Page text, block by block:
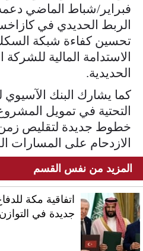
فبراير/شباط الماضي
الربط الحديدي في
تحسين كفاءة شبكة السكك
الاستدامة المالية
الحديدية.
كما يشارك البنك الآسيوي
التحتية في تمويل
خطوط جديدة لتقليص
الازدحام على المسارات
المزيد من نفس القسم
اتفاقية مكة
جديدة في